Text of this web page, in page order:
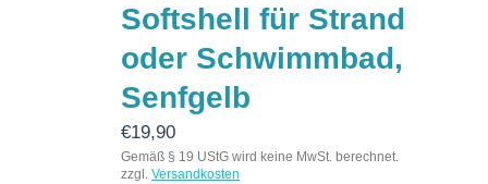
Softshell für Strand
oder Schwimmbad,
Senfgelb
€19,90
Gemäß § 19 UStG wird keine MwSt. berechnet.
zzgl. Versandkosten